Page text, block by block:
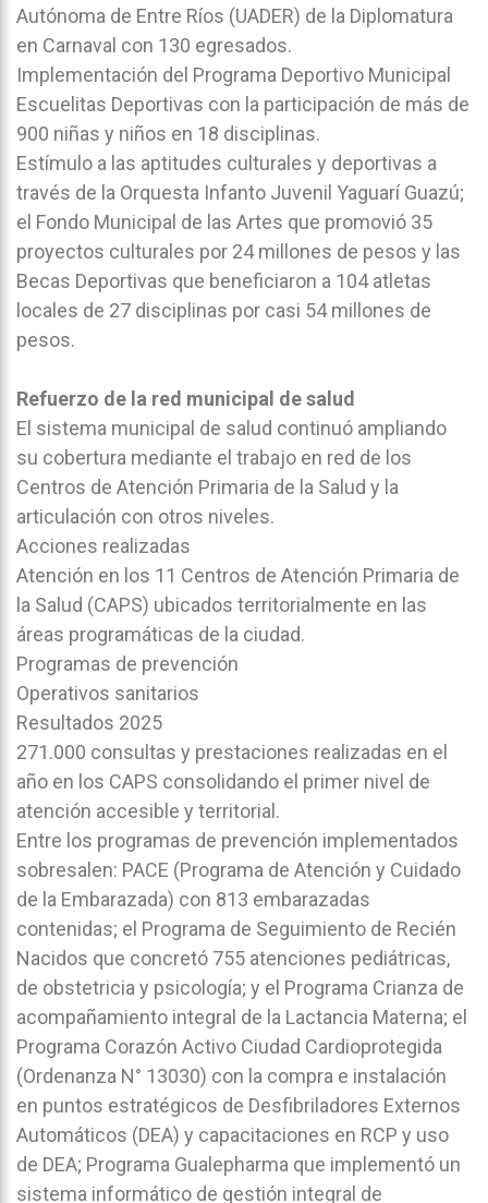
Autónoma de Entre Ríos (UADER) de la Diplomatura
en Carnaval con 130 egresados.
Implementación del Programa Deportivo Municipal
Escuelitas Deportivas con la participación de más de
900 niñas y niños en 18 disciplinas.
Estímulo a las aptitudes culturales y deportivas a
través de la Orquesta Infanto Juvenil Yaguarí Guazú;
el Fondo Municipal de las Artes que promovió 35
proyectos culturales por 24 millones de pesos y las
Becas Deportivas que beneficiaron a 104 atletas
locales de 27 disciplinas por casi 54 millones de
pesos.
Refuerzo de la red municipal de salud
El sistema municipal de salud continuó ampliando
su cobertura mediante el trabajo en red de los
Centros de Atención Primaria de la Salud y la
articulación con otros niveles.
Acciones realizadas
Atención en los 11 Centros de Atención Primaria de
la Salud (CAPS) ubicados territorialmente en las
áreas programáticas de la ciudad.
Programas de prevención
Operativos sanitarios
Resultados 2025
271.000 consultas y prestaciones realizadas en el
año en los CAPS consolidando el primer nivel de
atención accesible y territorial.
Entre los programas de prevención implementados
sobresalen: PACE (Programa de Atención y Cuidado
de la Embarazada) con 813 embarazadas
contenidas; el Programa de Seguimiento de Recién
Nacidos que concretó 755 atenciones pediátricas,
de obstetricia y psicología; y el Programa Crianza de
acompañamiento integral de la Lactancia Materna; el
Programa Corazón Activo Ciudad Cardioprotegida
(Ordenanza N° 13030) con la compra e instalación
en puntos estratégicos de Desfibriladores Externos
Automáticos (DEA) y capacitaciones en RCP y uso
de DEA; Programa Gualepharma que implementó un
sistema informático de gestión integral de